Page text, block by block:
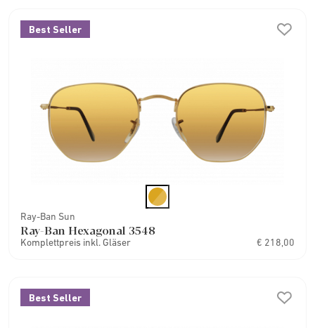
Best Seller
Ray-Ban Sun
Ray-Ban Hexagonal 3548
Komplettpreis inkl. Gläser € 218,00
Best Seller